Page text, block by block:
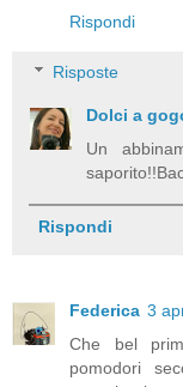
Rispondi
Risposte
Dolci a
Un
Rispondi
Federica 3
Che bel
pomodori